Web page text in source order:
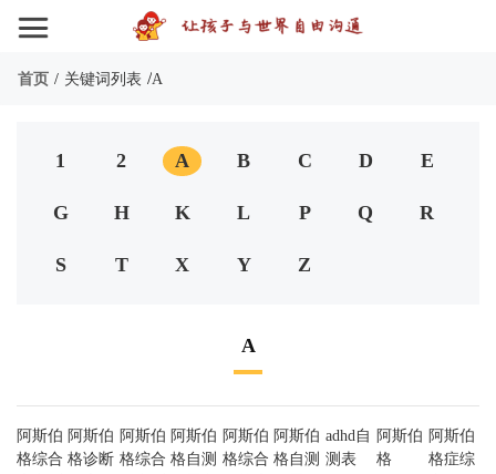
首页 / 关键词列表 /A
1 2 A B C D E
G H K L P Q R
S T X Y Z
A
阿斯伯
格综合
阿斯伯
格诊断
阿斯伯
格综合
阿斯伯
格自测
阿斯伯
格综合
阿斯伯
格自测
adhd自
测表
阿斯伯
格
阿斯伯
格症综